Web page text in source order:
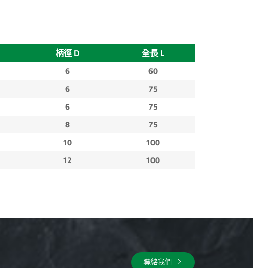
柄徑 D
全長 L
6
60
6
75
6
75
8
75
10
100
12 100
聯絡我們